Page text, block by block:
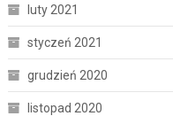
luty 2021
styczeń 2021
grudzień 2020
listopad 2020